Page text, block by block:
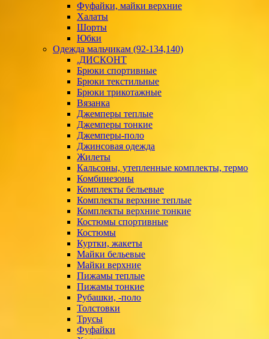
Фуфайки, майки верхние
Халаты
Шорты
Юбки
Одежда мальчикам (92-134,140)
.ДИСКОНТ
Брюки спортивные
Брюки текстильные
Брюки трикотажные
Вязанка
Джемперы теплые
Джемперы тонкие
Джемперы-поло
Джинсовая одежда
Жилеты
Кальсоны, утепленные комплекты, термо
Комбинезоны
Комплекты бельевые
Комплекты верхние теплые
Комплекты верхние тонкие
Костюмы спортивные
Костюмы
Куртки, жакеты
Майки бельевые
Майки верхние
Пижамы теплые
Пижамы тонкие
Рубашки, -поло
Толстовки
Трусы
Фуфайки